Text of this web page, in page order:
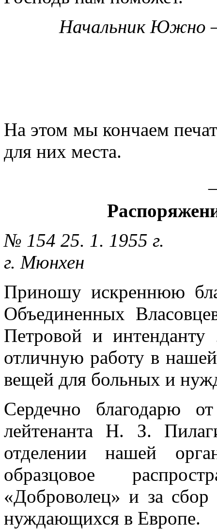
Начальник Южно
На этом мы кончаем
для них места.
№ 154 25. 1. 1955 г.
г. Мюнхен
Приношу искреннюю
Объединенных
Петровой и
отличную работу в
вещей для больных и
Сердечно благодарю
лейтенанта Н. З.
отделении нашей
образцовое
«Доброволец» и за
нуждающихся в Европе.